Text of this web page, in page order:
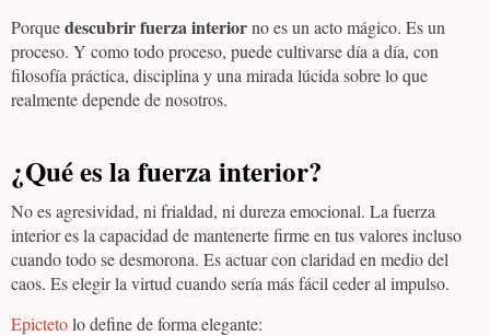
Porquedescubrir fuerza interiorno es un acto mágico. Es un
proceso. Y como todo proceso, puede cultivarse día a día, con
filosofía práctica, disciplina y una mirada lúcida sobre lo que
realmente depende de nosotros.
¿Qué es la fuerza interior?
No es agresividad, ni frialdad, ni dureza emocional. La fuerza
interior es la capacidad de mantenerte firme en tus valores incluso
cuando todo se desmorona. Es actuar con claridad en medio del
caos. Es elegir la virtud cuando sería más fácil ceder al impulso.
Epictetolo define de forma elegante: